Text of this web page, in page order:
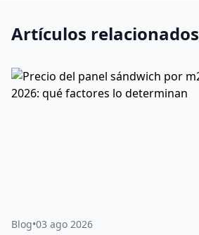
Artículos relacionados
Blog•03 ago 2026